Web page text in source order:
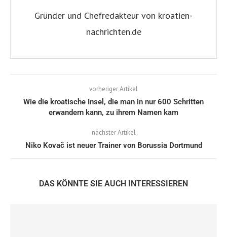
Gründer und Chefredakteur von kroatien-
nachrichten.de
vorheriger Artikel
Wie die kroatische Insel, die man in nur 600 Schritten
erwandern kann, zu ihrem Namen kam
nächster Artikel
Niko Kovač ist neuer Trainer von Borussia Dortmund
DAS KÖNNTE SIE AUCH INTERESSIEREN